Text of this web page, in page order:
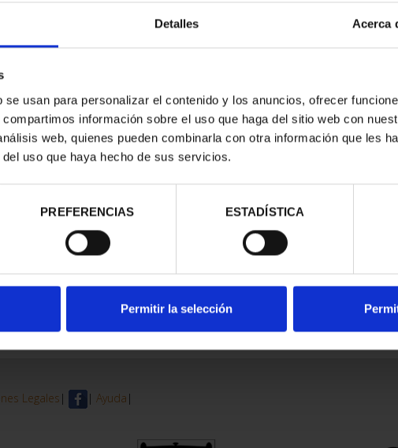
Detalles Acerca
usan para personalizar el contenido y los anuncios, ofrecer
información sobre el uso que haga del sitio web con
web, quienes pueden combinarla con otra información que les
uso que haya hecho de sus servicios.
PREFERENCIAS ESTADÍSTICA
Permitir la selección
Legales | | Ayuda |